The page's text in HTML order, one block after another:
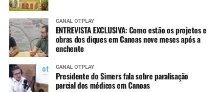
CANAL OTPLAY
ENTREVISTA EXCLUSIVA: Como estão os projetos e
obras dos diques em Canoas nove meses após a
enchente
CANAL OTPLAY
Presidente do Simers fala sobre paralisação
parcial dos médicos em Canoas